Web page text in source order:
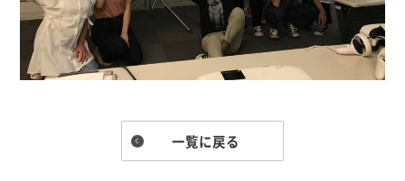
一覧に戻る